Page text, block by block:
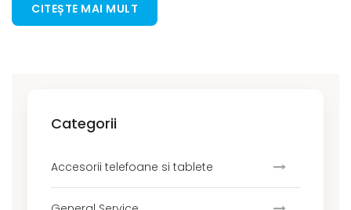
CITEȘTE MAI MULT
Categorii
Accesorii telefoane si tablete